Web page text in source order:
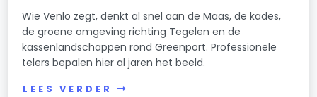
Wie Venlo zegt, denkt al snel aan de Maas, de kades,
de groene omgeving richting Tegelen en de
kassenlandschappen rond Greenport. Professionele
telers bepalen hier al jaren het beeld.
LEES VERDER